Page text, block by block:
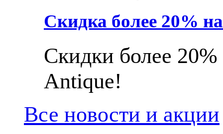
Скидка более 20%
Скидки более
Antique!
Все новости и акции